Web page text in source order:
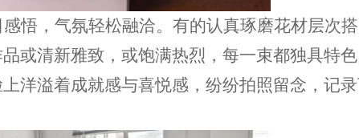
悟，气氛轻松融洽。有的认真琢磨花材层次搭
或清新雅致，或饱满热烈，每一束都独具特
洋溢着成就感与喜悦感，纷纷拍照留念，记